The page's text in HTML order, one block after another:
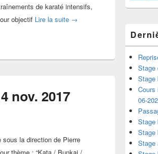
de karaté intensifs,
objectif Lire la suite Stage karaté Keiko Series
→
nov. 2017
sous la direction de Pierre
Stage
Stage
Cours
06-
Stage
Stage
Stage